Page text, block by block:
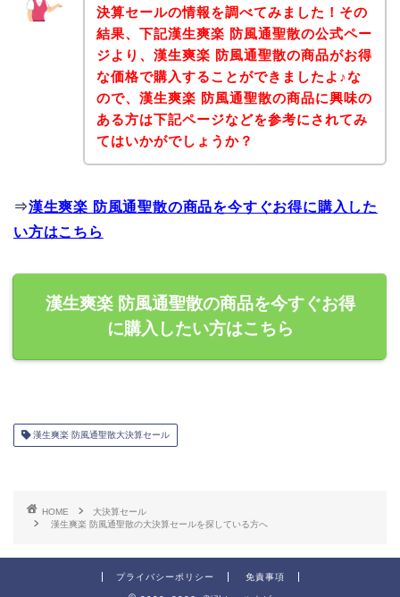
決算セールの情報を調べてみました！その
結果、下記漢生爽楽 防風通聖散の公式ペー
ジより、漢生爽楽 防風通聖散の商品がお得
な価格で購入することができましたよ♪な
ので、漢生爽楽 防風通聖散の商品に興味の
ある方は下記ページなどを参考にされてみ
てはいかがでしょうか？
⇒漢生爽楽 防風通聖散の商品を今すぐお得に購入した
い方はこちら
漢生爽楽 防風通聖散の商品を今すぐお得
に購入したい方はこちら
漢生爽楽 防風通聖散大決算セール
HOME
大決算セール
漢生爽楽 防風通聖散の大決算セールを探している方へ
プライバシーポリシー 免責事項